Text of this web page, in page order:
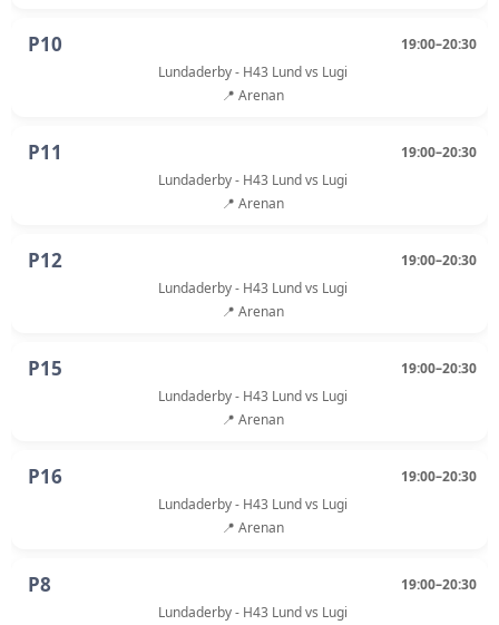
P10
19:00–20:30
Lundaderby - H43 Lund vs Lugi
📍 Arenan
P11
19:00–20:30
Lundaderby - H43 Lund vs Lugi
📍 Arenan
P12
19:00–20:30
Lundaderby - H43 Lund vs Lugi
📍 Arenan
P15
19:00–20:30
Lundaderby - H43 Lund vs Lugi
📍 Arenan
P16
19:00–20:30
Lundaderby - H43 Lund vs Lugi
📍 Arenan
P8
19:00–20:30
Lundaderby - H43 Lund vs Lugi